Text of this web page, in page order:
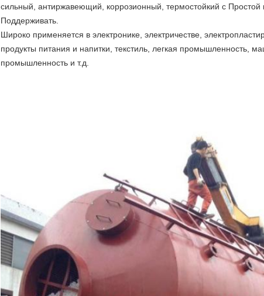
сильный, антиржавеющий, коррозионный, термостойкий с Простой
Поддерживать.
Широко применяется в электронике, электричестве,
продукты питания и напитки, текстиль, легкая промышленность,
промышленность и т.д.